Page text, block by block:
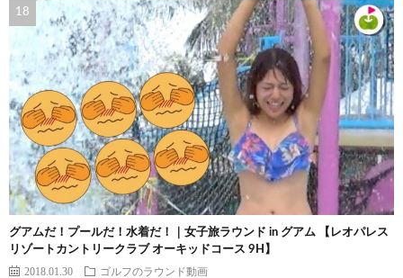
グアムだ！プールだ！水着だ！｜女子旅ラウンド in グアム 【レオパレス
リゾートカントリークラブ オーキッドコース 9H】
2018.01.30 ゴルフのラウンド動画